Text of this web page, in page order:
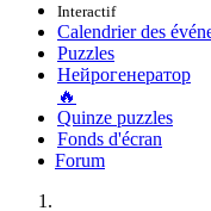
Interactif
Calendrier des
Puzzles
Нейрогенератор
🔥
Quinze puzzles
Fonds d'écran
Forum